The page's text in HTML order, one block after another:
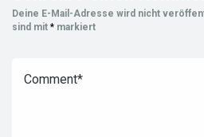
Deine E-Mail-Adresse wird nicht
sind mit * markiert